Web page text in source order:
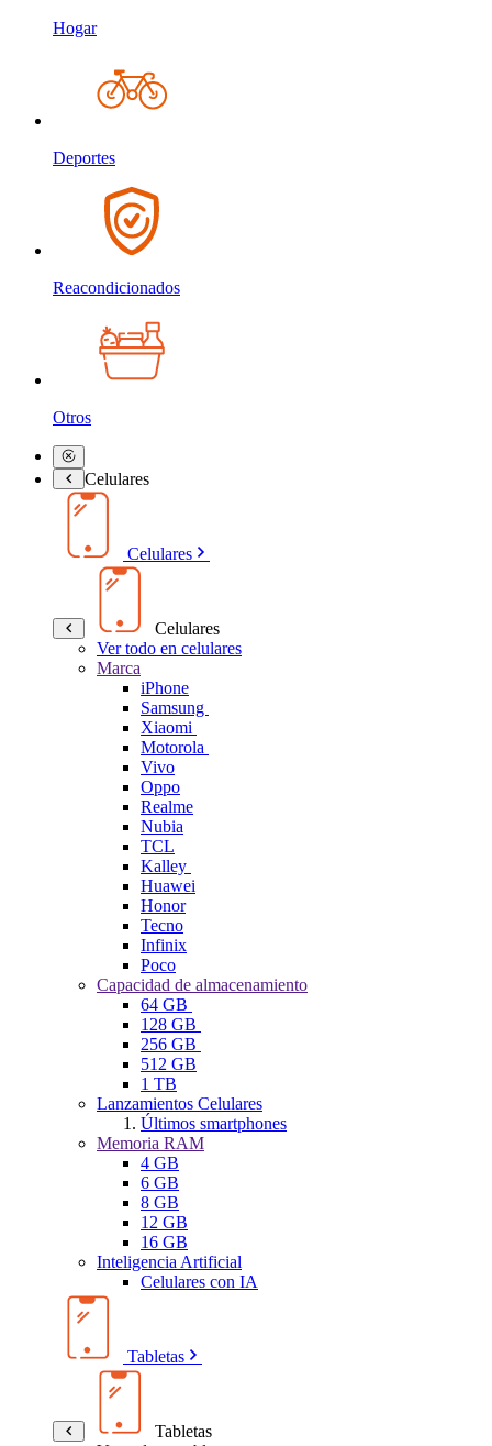
Hogar
Deportes
Reacondicionados
Otros
Celulares
Celulares
Celulares
Ver todo en celulares
Marca
iPhone
Samsung
Xiaomi
Motorola
Vivo
Oppo
Realme
Nubia
TCL
Kalley
Huawei
Honor
Tecno
Infinix
Poco
Capacidad de almacenamiento
64 GB
128 GB
256 GB
512 GB
1 TB
Lanzamientos Celulares
Últimos smartphones
Memoria RAM
4 GB
6 GB
8 GB
12 GB
16 GB
Inteligencia Artificial
Celulares con IA
Tabletas
Tabletas